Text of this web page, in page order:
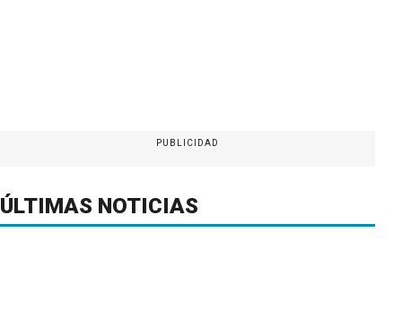
PUBLICIDAD
ÚLTIMAS NOTICIAS